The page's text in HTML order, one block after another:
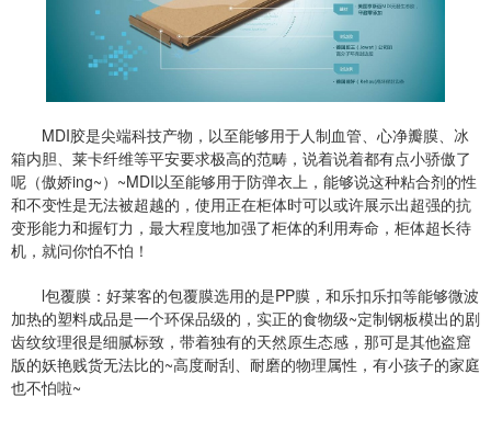
MDI胶是尖端科技产物，以至能够用于人制血管、心净瓣膜、冰
箱内胆、莱卡纤维等平安要求极高的范畴，说着说着都有点小骄傲了
呢（傲娇ing~）~MDI以至能够用于防弹衣上，能够说这种粘合剂的性
和不变性是无法被超越的，使用正在柜体时可以或许展示出超强的抗
变形能力和握钉力，最大程度地加强了柜体的利用寿命，柜体超长待
机，就问你怕不怕！
l包覆膜：好莱客的包覆膜选用的是PP膜，和乐扣乐扣等能够微波
加热的塑料成品是一个环保品级的，实正的食物级~定制钢板模出的剧
齿纹纹理很是细腻标致，带着独有的天然原生态感，那可是其他盗窟
版的妖艳贱货无法比的~高度耐刮、耐磨的物理属性，有小孩子的家庭
也不怕啦~